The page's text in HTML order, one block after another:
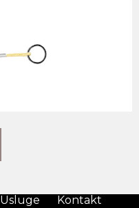
Usluge Kontakt